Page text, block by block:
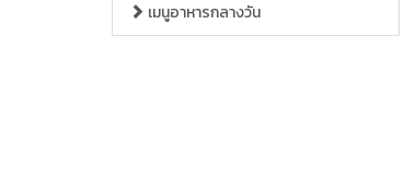
เมนูอาหารกลางวัน